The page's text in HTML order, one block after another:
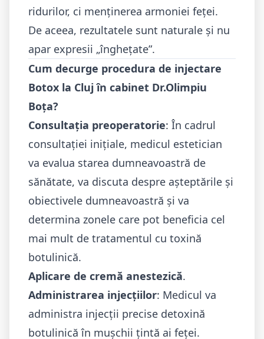
ridurilor, ci menținerea armoniei feței.
De aceea, rezultatele sunt naturale și nu
apar expresii „înghețate”.
Cum decurge procedura de injectare
Botox la Cluj în cabinet Dr.Olimpiu
Boța?
Consultația preoperatorie: În cadrul
consultației inițiale, medicul estetician
va evalua starea dumneavoastră de
sănătate, va discuta despre așteptările și
obiectivele dumneavoastră și va
determina zonele care pot beneficia cel
mai mult de tratamentul cu toxină
botulinică.
Aplicare de cremă anestezică.
Administrarea injecțiilor: Medicul va
administra injecții precise detoxină
botulinică în mușchii țintă ai feței.